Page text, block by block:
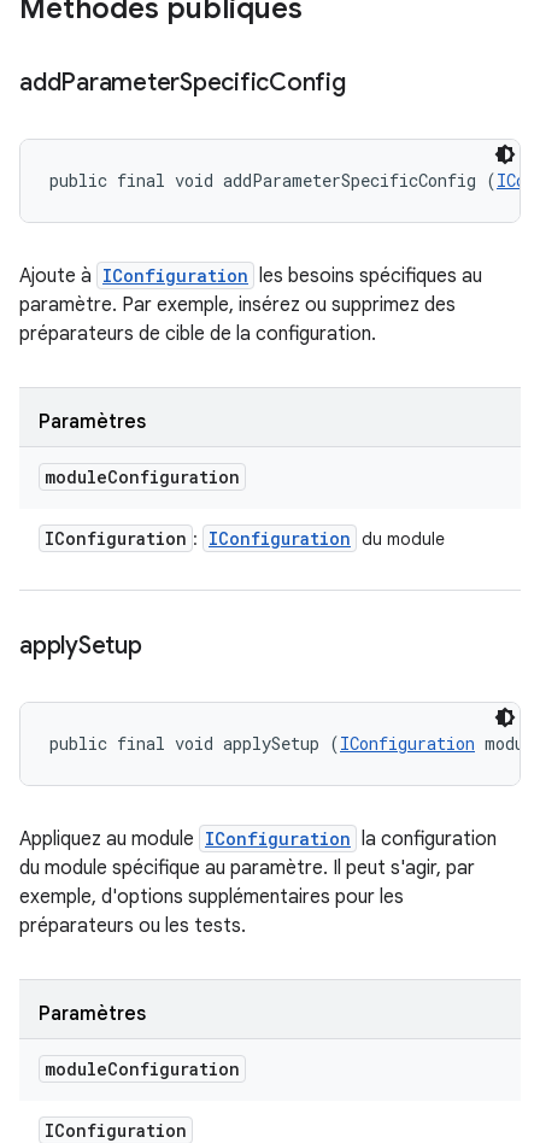
Méthodes publiques
addParameterSpecificConfig
public final void addParameterSpecificConfig (
Ajoute à IConfiguration les besoins spécifiques au
paramètre. Par exemple, insérez ou supprimez des
préparateurs de cible de la configuration.
Paramètres
moduleConfiguration
IConfiguration : IConfiguration du module
applySetup
public final void applySetup (IConfiguration
Appliquez au module IConfiguration la configuration
du module spécifique au paramètre. Il peut s'agir, par
exemple, d'options supplémentaires pour les
préparateurs ou les tests.
Paramètres
moduleConfiguration
IConfiguration